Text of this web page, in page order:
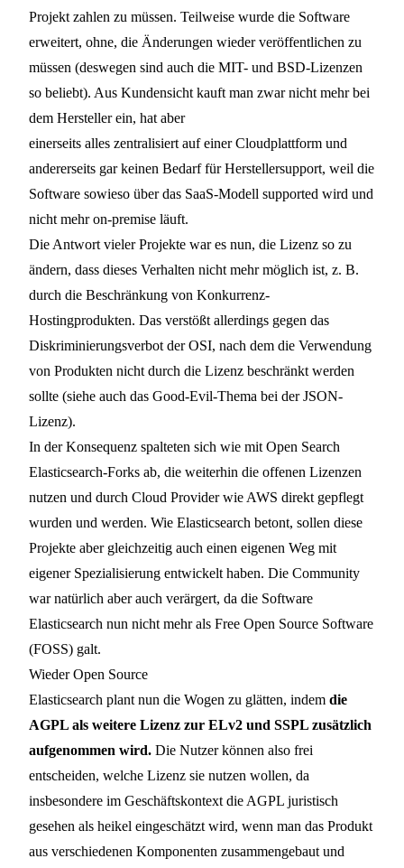
Projekt zahlen zu müssen. Teilweise wurde die Software
erweitert, ohne, die Änderungen wieder veröffentlichen zu
müssen (deswegen sind auch die MIT- und BSD-Lizenzen
so beliebt). Aus Kundensicht kauft man zwar nicht mehr bei
dem Hersteller ein, hat aber
einerseits alles zentralisiert auf einer Cloudplattform und
andererseits gar keinen Bedarf für Herstellersupport, weil die
Software sowieso über das SaaS-Modell supported wird und
nicht mehr on-premise läuft.
Die Antwort vieler Projekte war es nun, die Lizenz so zu
ändern, dass dieses Verhalten nicht mehr möglich ist, z. B.
durch die Beschränkung von Konkurrenz-
Hostingprodukten. Das verstößt allerdings gegen das
Diskriminierungsverbot der OSI, nach dem die Verwendung
von Produkten nicht durch die Lizenz beschränkt werden
sollte (siehe auch das Good-Evil-Thema bei der JSON-
Lizenz).
In der Konsequenz spalteten sich wie mit Open Search
Elasticsearch-Forks ab, die weiterhin die offenen Lizenzen
nutzen und durch Cloud Provider wie AWS direkt gepflegt
wurden und werden. Wie Elasticsearch betont, sollen diese
Projekte aber gleichzeitig auch einen eigenen Weg mit
eigener Spezialisierung entwickelt haben. Die Community
war natürlich aber auch verärgert, da die Software
Elasticsearch nun nicht mehr als Free Open Source Software
(FOSS) galt.
Wieder Open Source
Elasticsearch plant nun die Wogen zu glätten, indem die
AGPL als weitere Lizenz zur ELv2 und SSPL zusätzlich
aufgenommen wird. Die Nutzer können also frei
entscheiden, welche Lizenz sie nutzen wollen, da
insbesondere im Geschäftskontext die AGPL juristisch
gesehen als heikel eingeschätzt wird, wenn man das Produkt
aus verschiedenen Komponenten zusammengebaut und